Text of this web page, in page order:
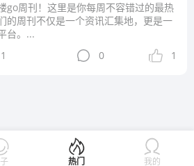
go周刊！这里是你每周不容错过的最热
的周刊不仅是一个资讯汇集地，更是一
台。...
0 1
热门 我的